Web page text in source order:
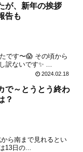
が、新年の挨拶
告も
です〜😱 その頃から
訳ないです✨ ...
2024.02.18
で～とうとう終わ
？
ら南まで見れるとい
13日の...